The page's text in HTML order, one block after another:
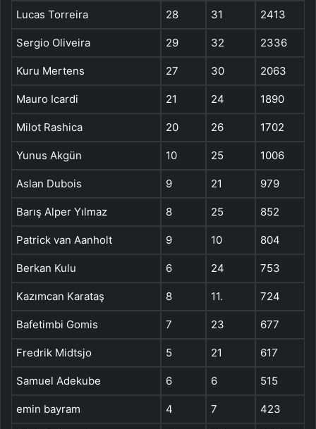
Lucas Torreira 28 31 2413
Sergio Oliveira 29 32 2336
Kuru Mertens 27 30 2063
Mauro Icardi 21 24 1890
Milot Rashica 20 26 1702
Yunus Akgün 10 25 1006
Aslan Dubois 9 21 979
Barış Alper Yılmaz 8 25 852
Patrick van Aanholt 9 10 804
Berkan Kulu 6 24 753
Kazımcan Karataş 8 11. 724
Bafetimbi Gomis 7 23 677
Fredrik Midtsjo 5 21 617
Samuel Adekube 6 6 515
emin bayram 4 7 423